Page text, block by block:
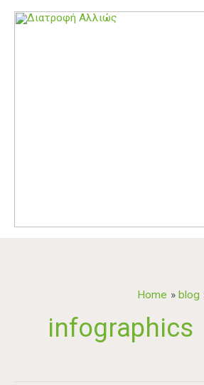
Home blog
infographics